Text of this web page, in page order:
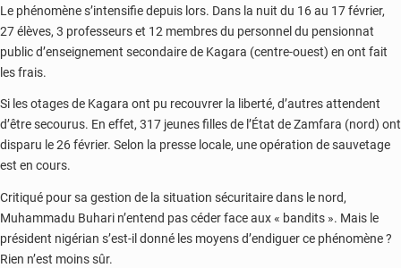
Le phénomène s’intensifie depuis lors. Dans la nuit du 16 au 17 février,
27 élèves, 3 professeurs et 12 membres du personnel du pensionnat
public d’enseignement secondaire de Kagara (centre-ouest) en ont fait
les frais.
Si les otages de Kagara ont pu recouvrer la liberté, d’autres attendent
d’être secourus. En effet, 317 jeunes filles de l’État de Zamfara (nord) ont
disparu le 26 février. Selon la presse locale, une opération de sauvetage
est en cours.
Critiqué pour sa gestion de la situation sécuritaire dans le nord,
Muhammadu Buhari n’entend pas céder face aux « bandits ». Mais le
président nigérian s’est-il donné les moyens d’endiguer ce phénomène ?
Rien n’est moins sûr.